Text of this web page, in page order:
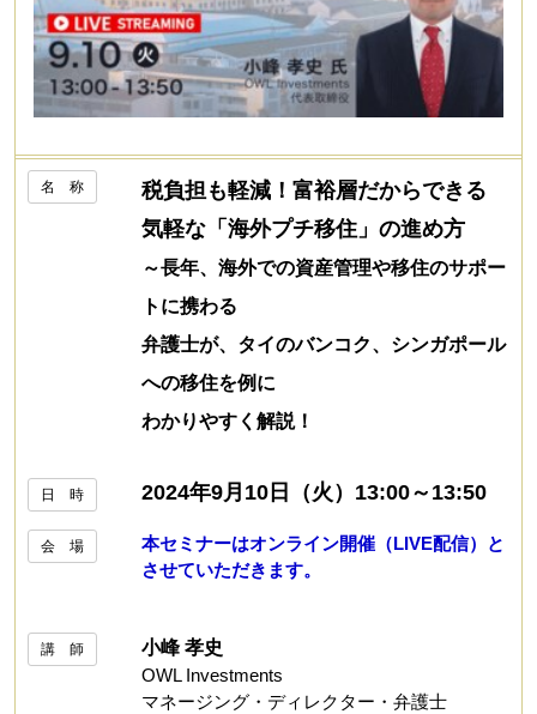
名 称
税負担も軽減！富裕層だからできる
気軽な「海外プチ移住」の進め方
～長年、海外での資産管理や移住のサポー
トに携わる
弁護士が、タイのバンコク、シンガポール
への移住を例に
わかりやすく解説！
日 時 2024年9月10日（火）13:00～13:50
会 場
本セミナーはオンライン開催（LIVE配信）と
させていただきます。
講 師
小峰 孝史
OWL Investments
マネージング・ディレクター・弁護士